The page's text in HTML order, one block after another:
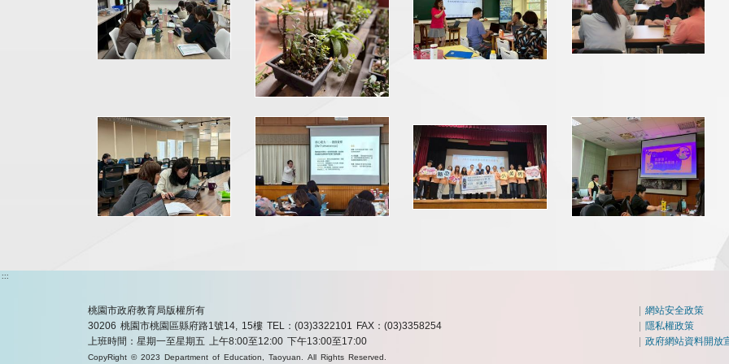
:::
桃園市政府教育局版權所有
30206 桃園市桃園區縣府路1號14, 15樓 TEL：(03)3322101 FAX：(03)3358254
上班時間：星期一至星期五 上午8:00至12:00 下午13:00至17:00
CopyRight © 2023 Department of Education, Taoyuan. All Rights Reserved.
|網站安全政策
隱私權政策
|政府網站資料開放